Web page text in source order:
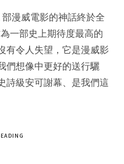
部漫威電影的神話終於全
一部史上期待度最高的
有令人失望，它是漫威影
們想像中更好的送行驪
詩級安可謝幕、是我們這